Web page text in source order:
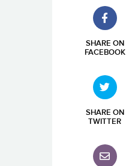
SHARE ON
FACEBOOK
SHARE ON
TWITTER